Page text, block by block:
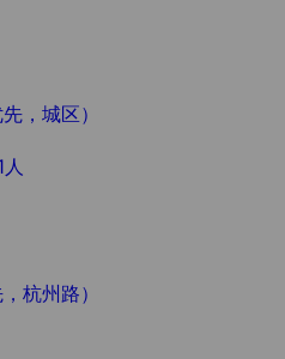
，城区）
人
杭州路）